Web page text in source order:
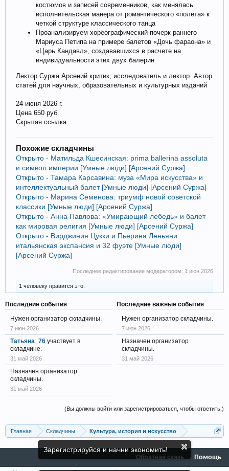
Зарегистрируйся и начни экономить!
костюмов и записей современников, как менялась
исполнительская манера от романтического «полета» к
четкой структуре классического танца
Проанализируем хореографический почерк раннего
Мариуса Петипа на примере балетов «Дочь фараона» и
«Царь Кандавл», создававшихся в расчете на
индивидуальности этих двух балерин
Лектор Суржа Арсений критик, исследователь и лектор. Автор
статей для научных, образовательных и культурных изданий
24 июня 2026 г.
Цена 650 руб.
Скрытая ссылка
Похожие складчины
Открыто - Матильда Кшесинская: prima ballerina assoluta
и символ империи [Умные люди] [Арсений Суржа]
Открыто - Тамара Карсавина: муза «Мира искусства» и
интеллектуальный балет [Умные люди] [Арсений Суржа]
Открыто - Марина Семенова: триумф новой советской
классики [Умные люди] [Арсений Суржа]
Открыто - Анна Павлова: «Умирающий лебедь» и балет
как мировая религия [Умные люди] [Арсений Суржа]
Открыто - Вирджиния Цукки и Пьерина Леньяни:
итальянская экспансия и 32 фуэте [Умные люди]
[Арсений Суржа]
Последнее редактирование модератором: 1 июн 2026
1 человеку нравится это.
Последние события
Нужен организатор складчины.
7 июн 2026
Татьяна_76 участвует в
складчине.
31 май 2026
Назначен организатор
складчины.
31 май 2026
Последние важные события
Нужен организатор складчины.
7 июн 2026
Назначен организатор
складчины.
31 май 2026
(Вы должны войти или зарегистрироваться, чтобы ответить.)
Главная Складчины Культура, история и искусство
Обратная связь Помощь